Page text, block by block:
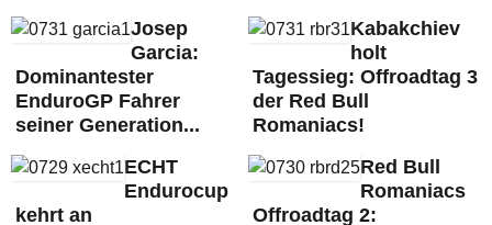
Josep
Garcia:
Dominantester
EnduroGP Fahrer
seiner Generation...
Kabakchiev
holt
Tagessieg: Offroadtag 3
der Red Bull
Romaniacs!
ECHT
Endurocup
kehrt an
Red Bull
Romaniacs
Offroadtag 2: